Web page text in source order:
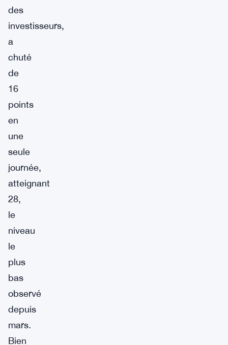
des
investisseurs,
a
chuté
de
16
points
en
une
seule
journée,
atteignant
28,
le
niveau
le
plus
bas
observé
depuis
mars.
Bien